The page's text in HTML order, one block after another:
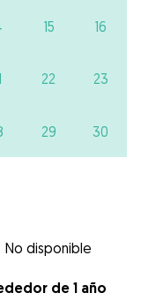
15 16
22 23
29 30
No disponible
de 1 año